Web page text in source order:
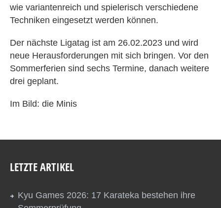
wie variantenreich und spielerisch verschiedene
Techniken eingesetzt werden können.
Der nächste Ligatag ist am 26.02.2023 und wird
neue Herausforderungen mit sich bringen. Vor den
Sommerferien sind sechs Termine, danach weitere
drei geplant.
Im Bild: die Minis
LETZTE ARTIKEL
Kyu Games 2026: 17 Karateka bestehen ihre